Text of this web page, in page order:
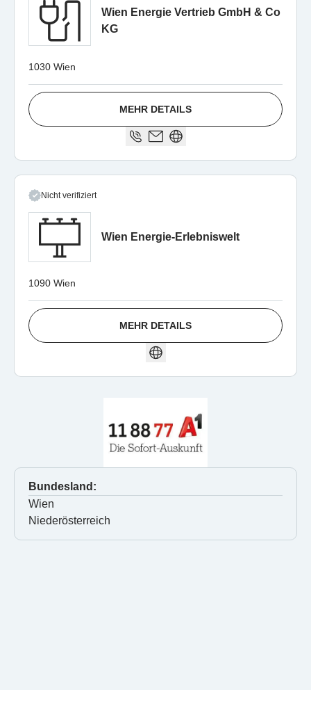
Wien Energie Vertrieb GmbH & Co
KG
1030 Wien
MEHR DETAILS
Nicht verifiziert
Wien Energie-Erlebniswelt
1090 Wien
MEHR DETAILS
Bundesland:
Wien
Niederösterreich